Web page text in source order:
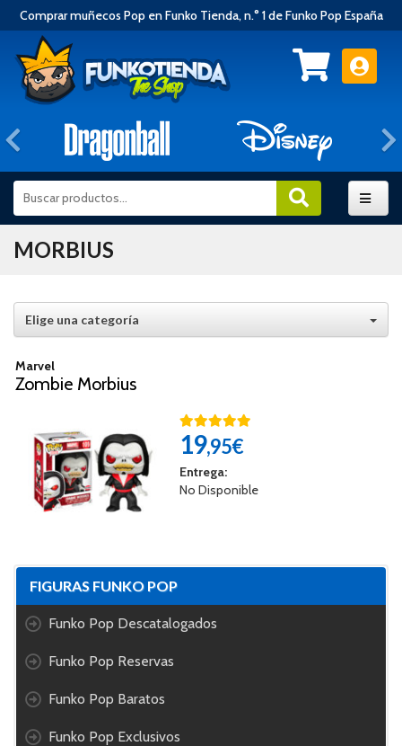
Comprar muñecos Pop en Funko Tienda, n.° 1 de Funko Pop España
Anterior
MORBIUS
Elige una categoría
Marvel
Zombie Morbius
19,95€
Entrega:
No Disponible
FIGURAS FUNKO POP
Funko Pop Descatalogados
Funko Pop Reservas
Funko Pop Baratos
Funko Pop Exclusivos